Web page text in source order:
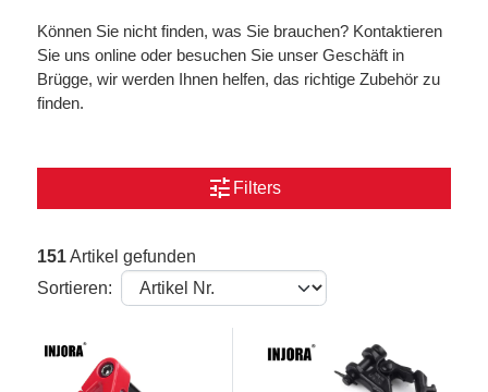
Können Sie nicht finden, was Sie brauchen? Kontaktieren
Sie uns online oder besuchen Sie unser Geschäft in
Brügge, wir werden Ihnen helfen, das richtige Zubehör zu
finden.
tune Filters
151Artikel gefunden
Sortieren: